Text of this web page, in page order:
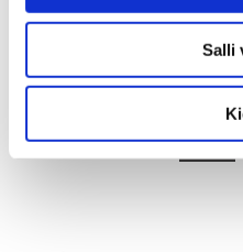
Salli
Tutustu myös
Ale!